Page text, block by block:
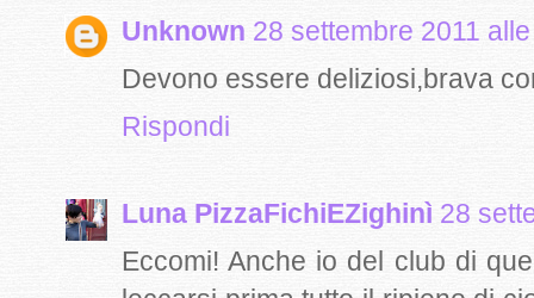
Unknown 28 settembre 2011
Devono essere deliziosi,brava
Rispondi
Luna PizzaFichiEZighinì 28
Eccomi! Anche io del club di